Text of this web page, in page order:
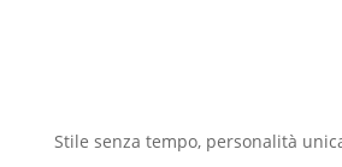
Stile senza tempo, personalità